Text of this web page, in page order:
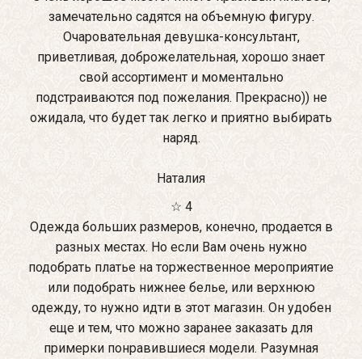
замечательно садятся на объемную фигуру.
Очаровательная девушка-консультант,
приветливая, доброжелательная, хорошо знает
свой ассортимент и моментально
подстраиваются под пожелания. Прекрасно)) не
ожидала, что будет так легко и приятно выбирать
наряд.
Наталия
☆ 4
Одежда больших размеров, конечно, продается в
разных местах. Но если Вам очень нужно
подобрать платье на торжественное мероприятие
или подобрать нижнее белье, или верхнюю
одежду, то нужно идти в этот магазин. Он удобен
еще и тем, что можно заранее заказать для
примерки понравившиеся модели. Разумная